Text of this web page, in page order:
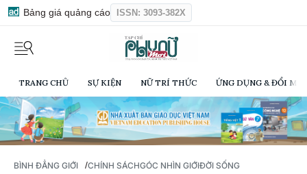
Bảng giá quảng cáo ISSN: 3093-382X
TRANG CHỦ SỰ KIỆN NỮ TRÍ THỨC ỨNG DỤNG & ĐỔI
BÌNH ĐẲNG GIỚI /CHÍNH SÁCHGÓC NHÌN GIỚIĐỜI SỐNG